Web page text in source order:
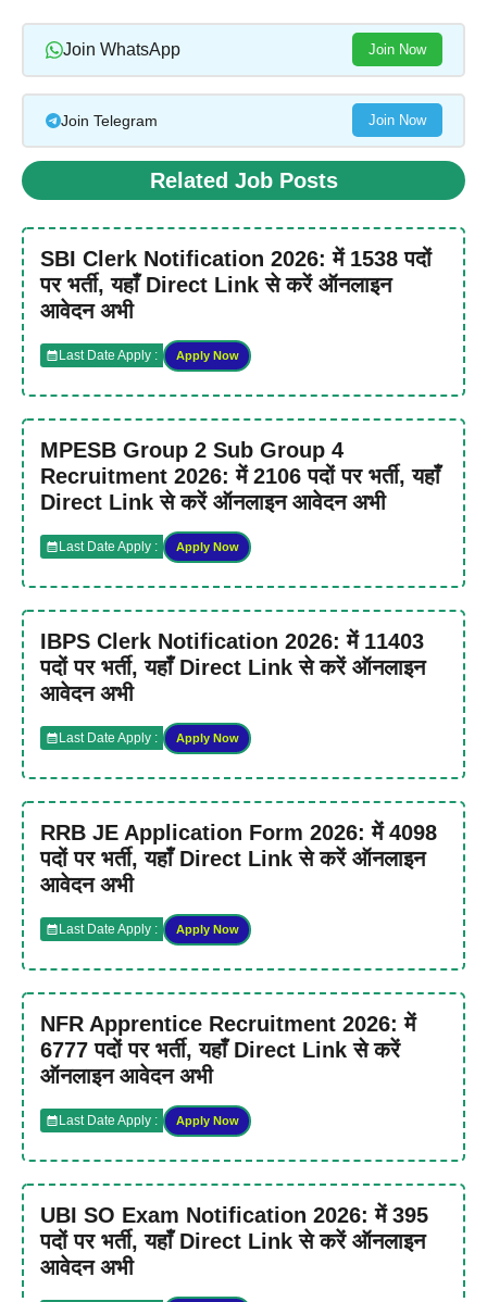
Join WhatsApp Join Now
Join Telegram Join Now
Related Job Posts
SBI Clerk Notification 2026: में 1538 पदों
पर भर्ती, यहाँ Direct Link से करें ऑनलाइन
आवेदन अभी
Last Date Apply : Apply Now
MPESB Group 2 Sub Group 4
Recruitment 2026: में 2106 पदों पर भर्ती, यहाँ
Direct Link से करें ऑनलाइन आवेदन अभी
Last Date Apply : Apply Now
IBPS Clerk Notification 2026: में 11403
पदों पर भर्ती, यहाँ Direct Link से करें ऑनलाइन
आवेदन अभी
Last Date Apply : Apply Now
RRB JE Application Form 2026: में 4098
पदों पर भर्ती, यहाँ Direct Link से करें ऑनलाइन
आवेदन अभी
Last Date Apply : Apply Now
NFR Apprentice Recruitment 2026: में
6777 पदों पर भर्ती, यहाँ Direct Link से करें
ऑनलाइन आवेदन अभी
Last Date Apply : Apply Now
UBI SO Exam Notification 2026: में 395
पदों पर भर्ती, यहाँ Direct Link से करें ऑनलाइन
आवेदन अभी